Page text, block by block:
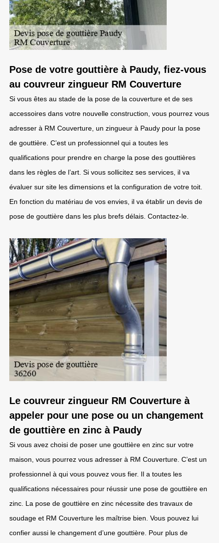
Pose de votre gouttière à Paudy, fiez-vous
au couvreur zingueur RM Couverture
Si vous êtes au stade de la pose de la couverture et de ses
accessoires dans votre nouvelle construction, vous pourrez vous
adresser à RM Couverture, un zingueur à Paudy pour la pose
de gouttière. C’est un professionnel qui a toutes les
qualifications pour prendre en charge la pose des gouttières
dans les règles de l’art. Si vous sollicitez ses services, il va
évaluer sur site les dimensions et la configuration de votre toit.
En fonction du matériau de vos envies, il va établir un devis de
pose de gouttière dans les plus brefs délais. Contactez-le.
Le couvreur zingueur RM Couverture à
appeler pour une pose ou un changement
de gouttière en zinc à Paudy
Si vous avez choisi de poser une gouttière en zinc sur votre
maison, vous pourrez vous adresser à RM Couverture. C’est un
professionnel à qui vous pouvez vous fier. Il a toutes les
qualifications nécessaires pour réussir une pose de gouttière en
zinc. La pose de gouttière en zinc nécessite des travaux de
soudage et RM Couverture les maîtrise bien. Vous pouvez lui
confier aussi le changement d’une gouttière. Pour plus de